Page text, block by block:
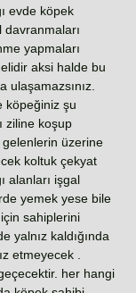
evde köpek
davranmaları
yapmaları
aksi halde bu
ulaşamazsınız.
köpeğiniz şu
ziline koşup
gelenlerin üzerine
koltuk çekyat
alanları işgal
yemek yese bile
sahiplerini
yalnız kaldığında
etmeyecek .
her hangi